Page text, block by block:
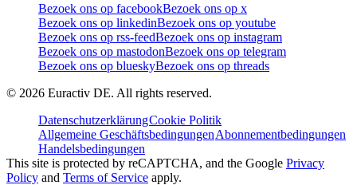
Bezoek ons op facebookBezoek ons op x
Bezoek ons op linkedinBezoek ons op youtube
Bezoek ons op rss-feedBezoek ons op instagram
Bezoek ons op mastodonBezoek ons op telegram
Bezoek ons op blueskyBezoek ons op threads
© 2026 Euractiv DE. All rights reserved.
DatenschutzerklärungCookie Politik
Allgemeine GeschäftsbedingungenAbonnementbedingungen
Handelsbedingungen
This site is protected by reCAPTCHA, and the Google Privacy
Policy and Terms of Service apply.